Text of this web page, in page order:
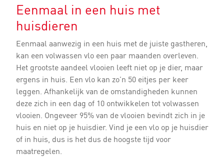
Eenmaal in een huis met
huisdieren
Eenmaal aanwezig in een huis met de juiste gastheren,
kan een volwassen vlo een paar maanden overleven.
Het grootste aandeel vlooien leeft niet op je dier, maar
ergens in huis. Een vlo kan zo’n 50 eitjes per keer
leggen. Afhankelijk van de omstandigheden kunnen
deze zich in een dag of 10 ontwikkelen tot volwassen
vlooien. Ongeveer 95% van de vlooien bevindt zich in je
huis en niet op je huisdier. Vind je een vlo op je huisdier
of in huis, dus is het dus de hoogste tijd voor
maatregelen.